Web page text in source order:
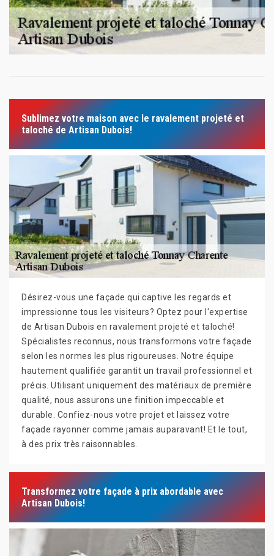
Sublimez votre maison avec le ravalement projeté et
taloché de Artisan Dubois!
Désirez-vous une façade qui captive les regards et
impressionne tous les visiteurs? Optez pour l'expertise
de Artisan Dubois en ravalement projeté et taloché!
Spécialistes reconnus, nous transformons votre façade
selon les normes les plus rigoureuses. Notre équipe
hautement qualifiée garantit un travail professionnel et
précis. Utilisant uniquement des matériaux de première
qualité, nous assurons une finition impeccable et
durable. Confiez-nous votre projet et laissez votre
façade rayonner comme jamais auparavant! Et le tout,
à des prix très raisonnables.
Transformez votre façade à prix abordable avec
Artisan Dubois!